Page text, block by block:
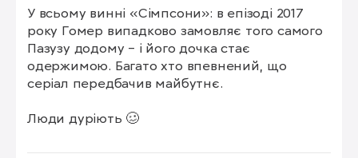
У всьому винні «Сімпсони»: в епізоді 2017
року Гомер випадково замовляє того самого
Пазузу додому – і його дочка стає
одержимою. Багато хто впевнений, що
серіал передбачив майбутнє.
Люди дуріють 🥴